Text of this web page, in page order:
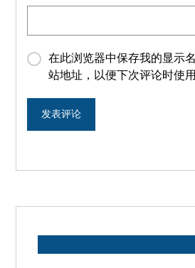
在此浏览器中保存我的显示
站地址，以便下次评论时使用